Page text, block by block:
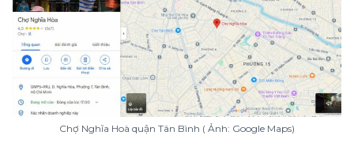
Chợ Nghĩa Hoà quận Tân Bình ( Ảnh: Google Maps)